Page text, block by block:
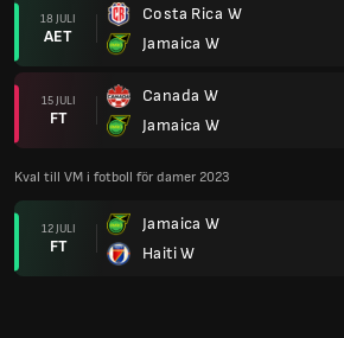
18 JULI
AET
Costa Rica W
Jamaica W
15 JULI
FT
Canada W
Jamaica W
Kval till VM i fotboll för damer 2023
12 JULI
FT
Jamaica W
Haiti W